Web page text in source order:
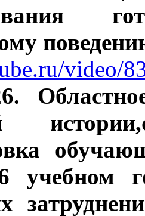
video/
учебном